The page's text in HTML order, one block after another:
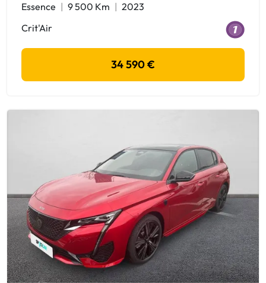
Essence 9 500 Km
2023
Crit'Air
34 590 €